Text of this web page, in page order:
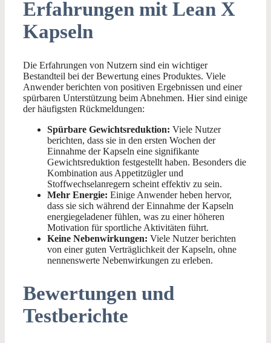
Erfahrungen mit Lean X
Kapseln
Die Erfahrungen von Nutzern sind ein wichtiger
Bestandteil bei der Bewertung eines Produktes. Viele
Anwender berichten von positiven Ergebnissen und einer
spürbaren Unterstützung beim Abnehmen. Hier sind einige
der häufigsten Rückmeldungen:
Spürbare Gewichtsreduktion: Viele Nutzer
berichten, dass sie in den ersten Wochen der
Einnahme der Kapseln eine signifikante
Gewichtsreduktion festgestellt haben. Besonders die
Kombination aus Appetitzügler und
Stoffwechselanregern scheint effektiv zu sein.
Mehr Energie: Einige Anwender heben hervor,
dass sie sich während der Einnahme der Kapseln
energiegeladener fühlen, was zu einer höheren
Motivation für sportliche Aktivitäten führt.
Keine Nebenwirkungen: Viele Nutzer berichten
von einer guten Verträglichkeit der Kapseln, ohne
nennenswerte Nebenwirkungen zu erleben.
Bewertungen und
Testberichte